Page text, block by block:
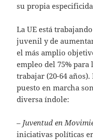
su propia
La UE está
juvenil y de
el más amplio
empleo del 75%
trabajar (20-64
puesto en marcha
diversa índole:
– Juventud en
iniciativas políticas